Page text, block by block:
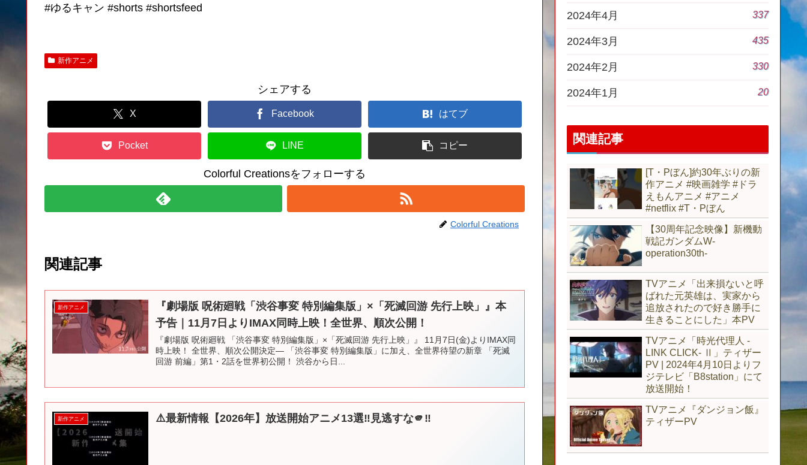
#ゆるキャン #shorts #shortsfeed
新作アニメ
シェアする
X Facebook はてブ
Pocket LINE コピー
Colorful Creationsをフォローする
Colorful Creations
関連記事
新作アニメ
『劇場版 呪術廻戦「渋谷事変 特別編集版」×「死滅回游 先行上映」』本
予告｜11月7日よりIMAX同時上映！全世界、順次公開！
『劇場版 呪術廻戦 「渋谷事変 特別編集版」×「死滅回游 先行上映」』 11月7日(金)よりIMAX同
時上映！ 全世界、順次公開決定― 「渋谷事変 特別編集版」に加え、全世界待望の新章 「死滅
回游 前編」第1・2話を世界初公開！ 渋谷から日...
新作アニメ ⚠️最新情報【2026年】放送開始アニメ13選‼️見逃すな🫵‼️
2024年4月 337
2024年3月 435
2024年2月 330
2024年1月 20
関連記事
[T・Pぼん]約30年ぶりの新
作アニメ #映画雑学 #ドラ
えもんアニメ #アニメ
#netflix #T・Pぼん
【30周年記念映像】新機動
戦記ガンダムW-
operation30th-
TVアニメ「出来損ないと呼
ばれた元英雄は、実家から
追放されたので好き勝手に
生きることにした」本PV
TVアニメ「時光代理人 -
LINK CLICK- Ⅱ」ティザー
PV | 2024年4月10日よりフ
ジテレビ「B8station」にて
放送開始！
TVアニメ『ダンジョン飯』
ティザーPV